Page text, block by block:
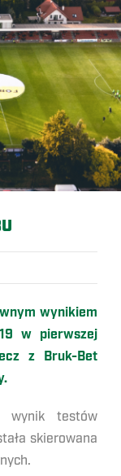
wynikiem
w pierwszej
z Bruk-Bet
wynik testów
skierowana